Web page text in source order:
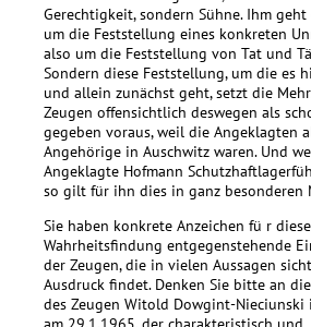
Gerechtigkeit, sondern Sühne. Ihm
um die Feststellung eines konkreten
also um die Feststellung von Tat und
Sondern diese Feststellung, um die es
und allein zunächst geht, setzt die
Zeugen offensichtlich deswegen als
gegeben voraus, weil die Angeklagten
Angehörige in Auschwitz waren. Und
Angeklagte Hofmann
so gilt für ihn dies in ganz besonderen
Sie haben konkrete Anzeichen fü r
Wahrheitsfindung entgegenstehende
der Zeugen, die in vielen Aussagen
Ausdruck findet. Denken Sie bitte an
des Zeugen Witold Dowgint-Nieciunski